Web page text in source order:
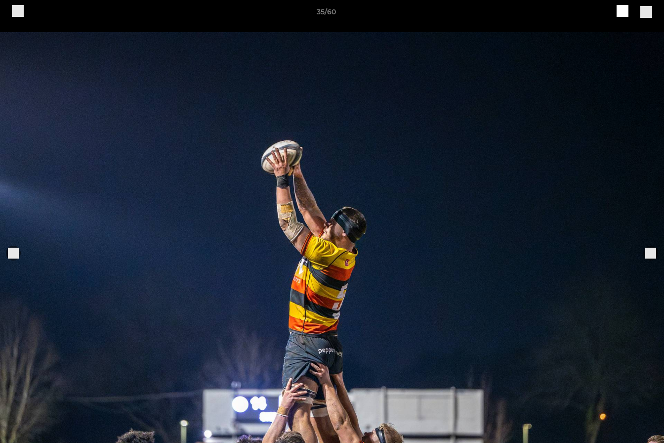
35/60